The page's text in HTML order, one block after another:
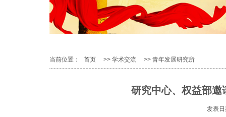
当前位置： 首页 >> 学术交流 >> 青年发展研究所
研究中心、权益部邀
发表